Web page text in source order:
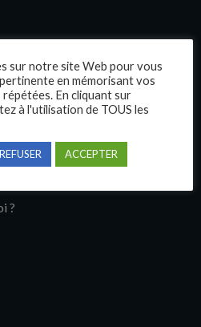
?
sur notre site Web pour vous
en mémorisant vos
En cliquant sur
à l'utilisation de TOUS les
REFUSER ACCEPTER